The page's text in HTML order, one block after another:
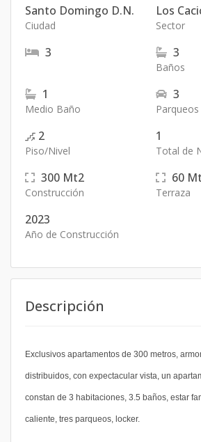
Santo Domingo D.N.
Ciudad
Los
Sector
3 3
Baños
1
Medio Baño
3
Parqueos
2
Piso/Nivel
1
Total de
300 Mt2
Construcción
60
Terraza
2023
Año de Construcción
Descripción
Exclusivos apartamentos de 300 metros,
distribuidos, con expectacular vista, un
constan de 3 habitaciones, 3.5 baños, estar
caliente, tres parqueos, locker.